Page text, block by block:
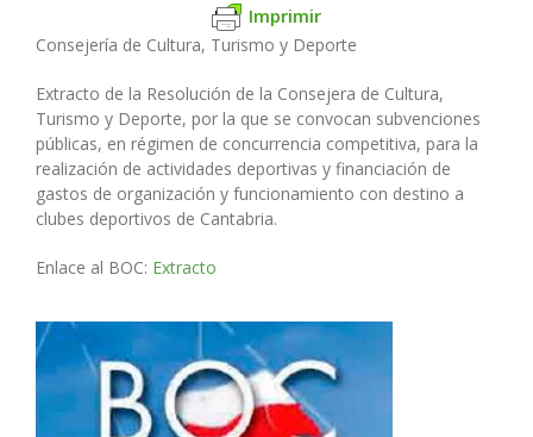
Imprimir
Consejería de Cultura, Turismo y Deporte
Extracto de la Resolución de la Consejera de Cultura,
Turismo y Deporte, por la que se convocan subvenciones
públicas, en régimen de concurrencia competitiva, para la
realización de actividades deportivas y financiación de
gastos de organización y funcionamiento con destino a
clubes deportivos de Cantabria.
Enlace al BOC: Extracto